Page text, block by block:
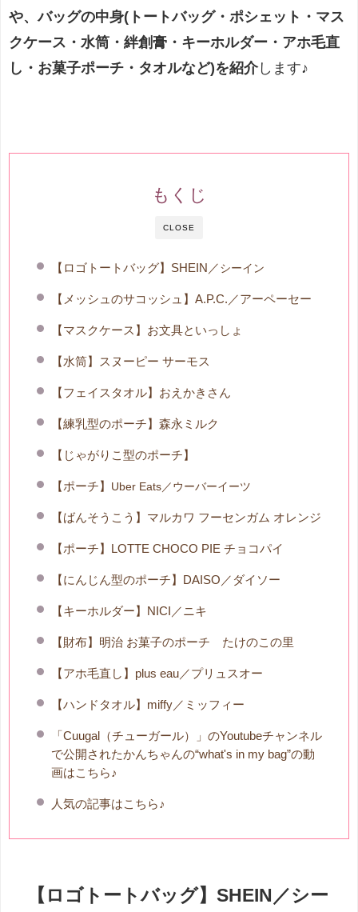
や、バッグの中身(トートバッグ・ポシェット・マス
クケース・水筒・絆創膏・キーホルダー・アホ毛直
し・お菓子ポーチ・タオルなど)を紹介します♪
CLOSE
もくじ
【ロゴトートバッグ】SHEIN／ シーイン
【メッシュのサコッシュ】A.P.C.／アーペーセー
【マスクケース】お文具といっしょ
【水筒】スヌーピー サーモス
【フェイスタオル】おえかきさん
【練乳型のポーチ】森永ミルク
【じゃがりこ型のポーチ】
【ポーチ】 Uber Eats／ウーバーイーツ
【ばんそうこう】マルカワ フーセンガム オレンジ
【ポーチ】LOTTE CHOCO PIE チョコパイ
【にんじん型のポーチ】DAISO／ダイソー
【キーホルダー】NICI／ニキ
【財布】明治 お菓子のポーチ たけのこの里
【アホ毛直し】plus eau／プリュスオー
【ハンドタオル】miffy／ミッフィー
「Cuugal（チューガール）」のYoutubeチャンネル
で公開されたかんちゃんの“what's in my bag”の動
画はこちら♪
人気の記事はこちら♪
【ロゴトートバッグ】SHEIN／シー